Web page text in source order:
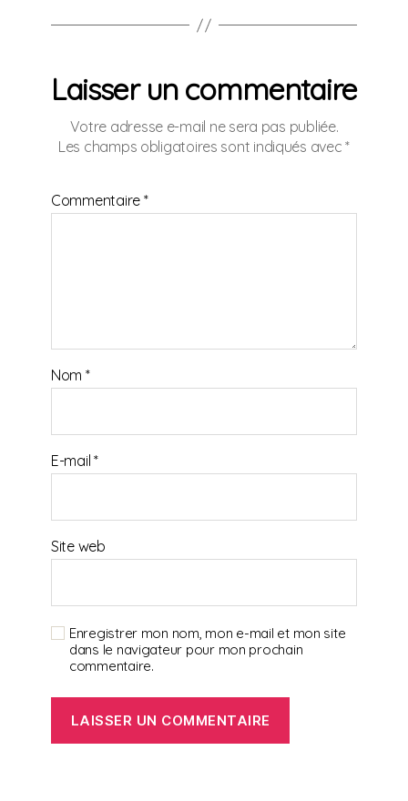
Laisser un commentaire
Votre adresse e-mail ne sera pas publiée.
Les champs obligatoires sont indiqués avec*
Commentaire *
Nom *
E-mail*
Site web
Enregistrer mon nom, mon e-mail et mon site
dans le navigateur pour mon prochain
commentaire.